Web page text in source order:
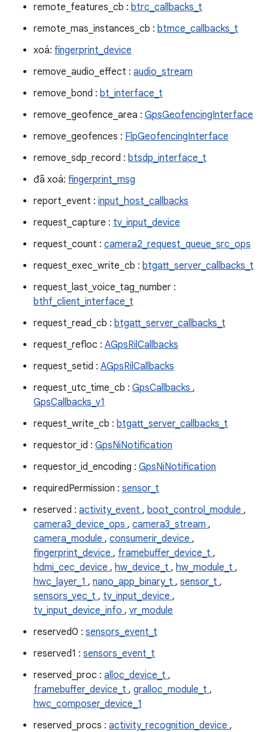
remote_features_cb : btrc_callbacks_t
remote_mas_instances_cb : btmce_callbacks_t
xoá: fingerprint_device
remove_audio_effect : audio_stream
remove_bond : bt_interface_t
remove_geofence_area : GpsGeofencingInterface
remove_geofences : FlpGeofencingInterface
remove_sdp_record : btsdp_interface_t
đã xoá: fingerprint_msg
report_event : input_host_callbacks
request_capture : tv_input_device
request_count : camera2_request_queue_src_ops
request_exec_write_cb : btgatt_server_callbacks_t
request_last_voice_tag_number :
bthf_client_interface_t
request_read_cb : btgatt_server_callbacks_t
request_refloc : AGpsRilCallbacks
request_setid : AGpsRilCallbacks
request_utc_time_cb : GpsCallbacks ,
GpsCallbacks_v1
request_write_cb : btgatt_server_callbacks_t
requestor_id : GpsNiNotification
requestor_id_encoding : GpsNiNotification
requiredPermission : sensor_t
reserved : activity_event , boot_control_module ,
camera3_device_ops , camera3_stream ,
camera_module , consumerir_device ,
fingerprint_device , framebuffer_device_t ,
hdmi_cec_device , hw_device_t , hw_module_t ,
hwc_layer_1 , nano_app_binary_t , sensor_t ,
sensors_vec_t , tv_input_device ,
tv_input_device_info , vr_module
reserved0 : sensors_event_t
reserved1 : sensors_event_t
reserved_proc : alloc_device_t ,
framebuffer_device_t , gralloc_module_t ,
hwc_composer_device_1
reserved_procs : activity_recognition_device ,